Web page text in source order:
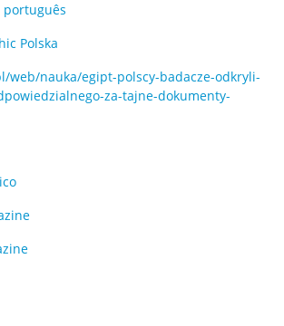
português
Polska
web/nauka/egipt-polscy-badacze-odkryli-
za-tajne-dokumenty-